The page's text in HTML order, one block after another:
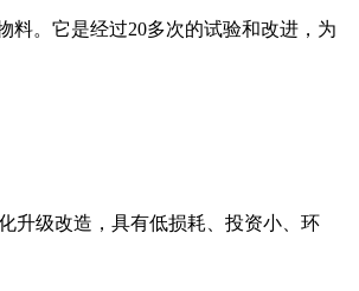
料。它是经过20多次的试验和改进，为
升级改造，具有低损耗、投资小、环